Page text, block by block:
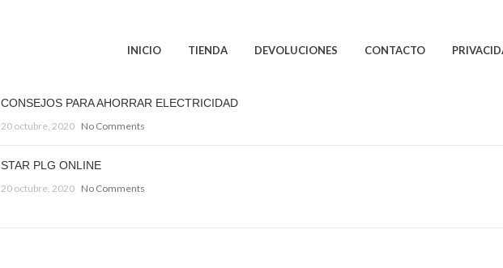
INICIO TIENDA DEVOLUCIONES CONTACTO
CONSEJOS PARA AHORRAR ELECTRICIDAD
20 octubre, 2020 No Comments
STAR PLG ONLINE
20 octubre, 2020 No Comments